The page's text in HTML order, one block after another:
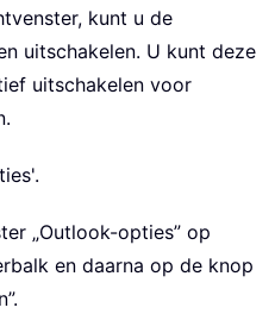
kunt u de
uitschakelen. U kunt deze
uitschakelen voor
„Outlook-opties” op
en daarna op de knop